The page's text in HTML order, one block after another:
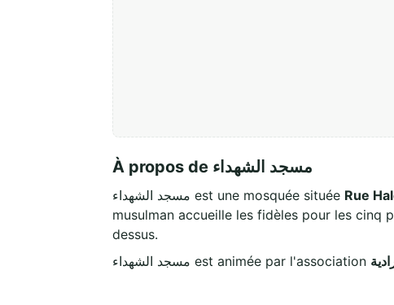
À propos de مسجد الشهداء
مسجد الشهداء est une mosquée située Rue
musulman accueille les fidèles pour les
dessus.
مسجد الشهداء est animée par l'association